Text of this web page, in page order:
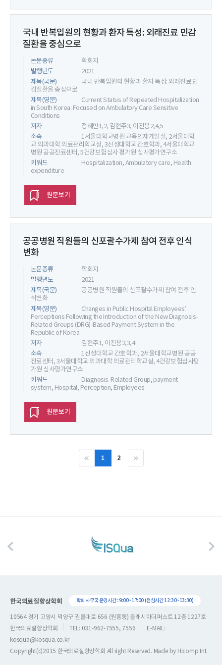
국내 반복입원의 현황과 환자 특성: 외래진료 민감
질환을 중심으로
논문종류
학회지
발행년도
2021
제목(국문)
국내 반복입원의 현황과 환자 특성: 외래진료 민
감질환을 중심으로
제목(영문)
Current Status of Repeated Hospitalization
in South Korea: Focused on Ambulatory Care Sensitive
Conditions
저자
정혜민1,2, 김현주3, 이진용2,4,5
소속
1서울대학교병원 교육인재개발실, 2서울대학
교 의과대학 의료관리학교실, 3신성대학교 간호학과, 4서울대학교
병원 공공진료센터, 5건강보험심사 평가원 심사평가연구소
키워드
Hospitalization, Ambulatory care, Health
expenditure
원문보기
공공병원 직원들의 신포괄수가제 참여 전후 인식
변화
논문종류
학회지
발행년도
2021
제목(국문)
공공병원 직원들의 신포괄수가제 참여 전후 인
식변화
제목(영문)
Changes in Public Hospital Employees’
Perceptions Following the Introduction of the New Diagnosis-
Related Groups (DRG)-Based Payment System in the
Republic of Korea
저자
김현주1, 이진용2,3,4
소속
1신성대학교 간호학과, 2서울대학교병원 공공
진료센터, 3서울대학교 의과대학 의료관리학교실, 4건강보험심사평
가원 심사평가연구소
키워드
Diagnosis-Related Group, payment
system, Hospital, Perception, Employees
원문보기
1 2
한국의료질향상학회 학회 사무국 운영시간 : 9:00~17:00 (점심시간 12:30~13:30)
10564 경기 고양시 덕양구 권율대로 656 (원흥동) 클래시아더퍼스트 12층 1227호
한국의료질향상학회
TEL: 031-962-7555, 7556
E-MAIL:
kosqua@kosqua.co.kr
Copyright(c)2015 한국의료질향상학회 All right Reserved. Made by Hicomp Int.